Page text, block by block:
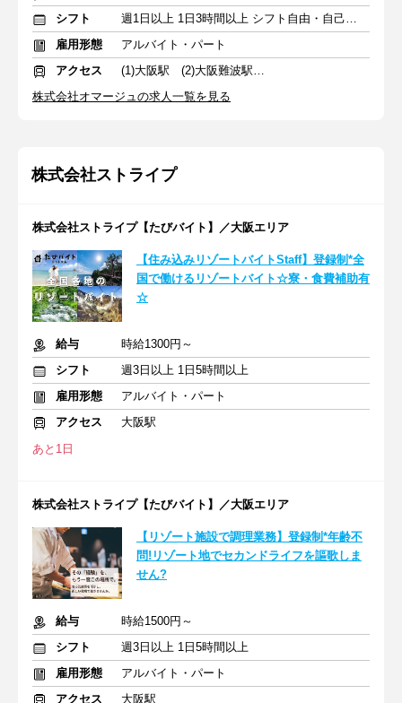
シフト
週1日以上 1日3時間以上 シフト自由・自己申告
雇用形態
アルバイト・パート
アクセス
(1)大阪駅 (2)大阪難波駅 (3)天王寺駅
株式会社オマージュの求人一覧を見る
株式会社ストライプ
株式会社ストライプ【たびバイト】／大阪エリア
【住み込みリゾートバイトStaff】登録制*全
国で働けるリゾートバイト☆寮・食費補助有
☆
給与
時給1300円～
シフト
週3日以上 1日5時間以上
雇用形態
アルバイト・パート
アクセス
大阪駅
あと1日
株式会社ストライプ【たびバイト】／大阪エリア
【リゾート施設で調理業務】登録制*年齢不
問!リゾート地でセカンドライフを謳歌しま
せん?
給与
時給1500円～
シフト
週3日以上 1日5時間以上
雇用形態
アルバイト・パート
アクセス
大阪駅